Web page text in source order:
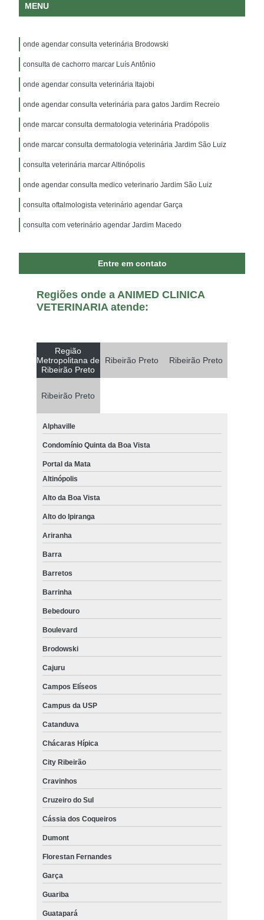
MENU
onde agendar consulta veterinária Brodowski
consulta de cachorro marcar Luís Antônio
onde agendar consulta veterinária Itajobi
onde agendar consulta veterinária para gatos Jardim Recreio
onde marcar consulta dermatologia veterinária Pradópolis
onde marcar consulta dermatologia veterinária Jardim São Luiz
consulta veterinária marcar Altinópolis
onde agendar consulta medico veterinario Jardim São Luiz
consulta oftalmologista veterinário agendar Garça
consulta com veterinário agendar Jardim Macedo
Entre em contato
Regiões onde a ANIMED CLINICA
VETERINARIA atende:
Região
Metropolitana de
Ribeirão Preto
Ribeirão Preto Ribeirão Preto
Ribeirão Preto
Alphaville
Condomínio Quinta da Boa Vista
Portal da Mata
Altinópolis
Alto da Boa Vista
Alto do Ipiranga
Ariranha
Barra
Barretos
Barrinha
Bebedouro
Boulevard
Brodowski
Cajuru
Campos Elíseos
Campus da USP
Catanduva
Chácaras Hípica
City Ribeirão
Cravinhos
Cruzeiro do Sul
Cássia dos Coqueiros
Dumont
Florestan Fernandes
Garça
Guariba
Guatapará